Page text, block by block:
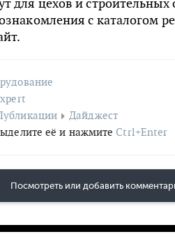
для цехов и строительных
с каталогом
Дайджест
её и нажмите Ctrl+Enter
Посмотреть или добавить